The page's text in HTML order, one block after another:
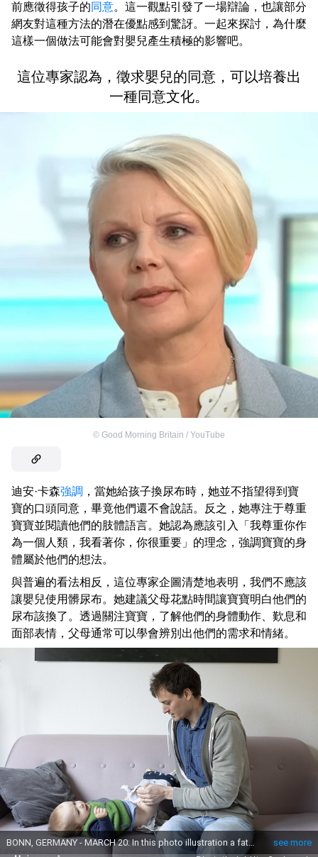
前應徵得孩子的同意。這一觀點引發了一場辯論，也讓部分
網友對這種方法的潛在優點感到驚訝。一起來探討，為什麼
這樣一個做法可能會對嬰兒產生積極的影響吧。
這位專家認為，徵求嬰兒的同意，可以培養出
一種同意文化。
© Good Morning Britain / YouTube
迪安·卡森強調 ，當她給孩子換尿布時，她並不指望得到寶
寶的口頭同意，畢竟他們還不會說話。反之，她專注于尊重
寶寶並閱讀他們的肢體語言。她認為應該引入「我尊重你作
為一個人類，我看著你，你很重要」的理念，強調寶寶的身
體屬於他們的想法。
與普遍的看法相反，這位專家企圖清楚地表明，我們不應該
讓嬰兒使用髒尿布。她建議父母花點時間讓寶寶明白他們的
尿布該換了。透過關注寶寶，了解他們的身體動作、歎息和
面部表情，父母通常可以學會辨別出他們的需求和情緒。